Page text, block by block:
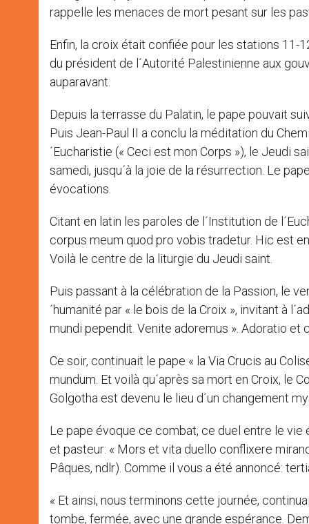
rappelle les menaces de mort pesant sur les
Enfin, la croix était confiée pour les stations 11-
du président de l´Autorité Palestinienne aux
auparavant.
Depuis la terrasse du Palatin, le pape pouvait
Puis Jean-Paul II a conclu la méditation du
´Eucharistie (« Ceci est mon Corps »), le Jeudi
samedi, jusqu´à la joie de la résurrection. Le
évocations.
Citant en latin les paroles de l´Institution de
corpus meum quod pro vobis tradetur. Hic est
Voilà le centre de la liturgie du Jeudi saint.
Puis passant à la célébration de la Passion, le
´humanité par « le bois de la Croix », invitant à
mundi pependit. Venite adoremus ». Adoratio et
Ce soir, continuait le pape « la Via Crucis au
mundum. Et voilà qu´après sa mort en Croix, le
Golgotha est devenu le lieu d´un changement
Le pape évoque ce combat, ce duel entre le vie
et pasteur: « Mors et vita duello conflixere
Pâques, ndlr). Comme il vous a été annoncé:
« Et ainsi, nous terminons cette journée,
tombe, fermée, avec une grande espérance.